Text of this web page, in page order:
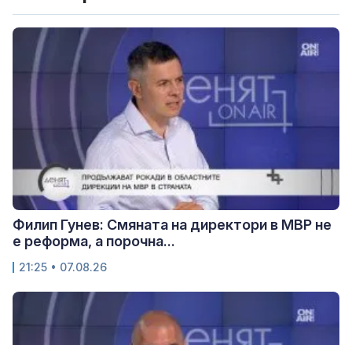
Филип Гунев: Смяната на директори в МВР не
е реформа, а порочна...
21:25 • 07.08.26